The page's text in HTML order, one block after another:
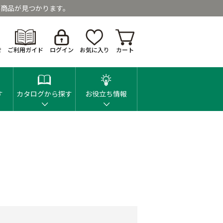
品が見つかります。
ご利用ガイド ログイン お気に入り カート
カタログから探す お役立ち情報